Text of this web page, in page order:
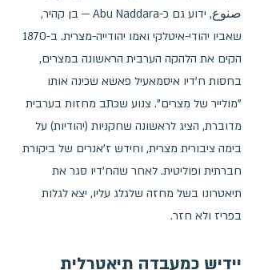
صنوع, ידוע גם כ-Abu Naddara — בן קהיר,
הקים את הלהקה הערבית הראשונה במצרים,
בחסות ח'דיו איסמאעיל פאשא שכינה אותו
"מולייר של מצרים". צנוע שכתב מחזות בערבית
מדוברת, הציג לראשונה שחקניות (יהודיות) על
בימה ציבורית מצרית, וחידש ז'אנרים של ביקורת
חברתית ופוליטית. לאחר שהח'דיו סגר את
תיאטרונו בשל מחזה שלגלג עליו, יצא לגלות
בפריז ולא חזר.
יידיש כמעבדה תיאטרלית